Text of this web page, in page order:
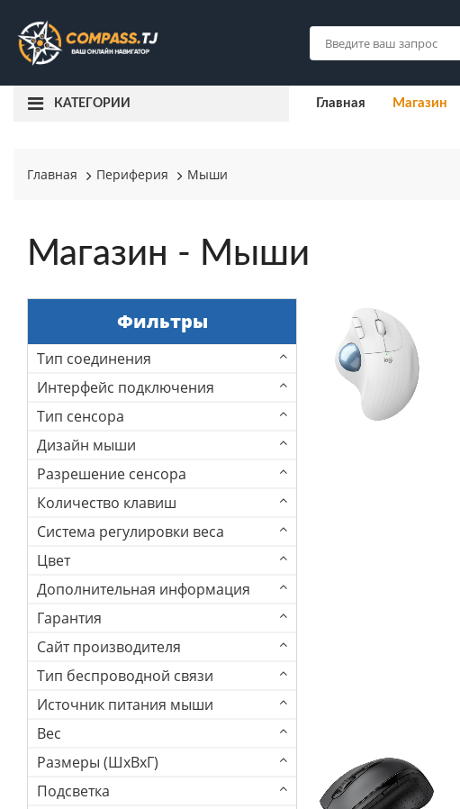
КАТЕГОРИИ Главная Магазин
Главная Периферия Мыши
Магазин - Мыши
Фильтры
Тип соединения
Интерфейс подключения
Тип сенсора
Дизайн мыши
Разрешение сенсора
Количество клавиш
Система регулировки веса
Цвет
Дополнительная информация
Гарантия
Сайт производителя
Тип беспроводной связи
Источник питания мыши
Вес
Размеры (ШхВхГ)
Подсветка